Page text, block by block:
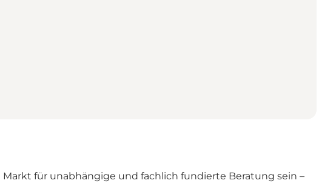
für unabhängige und fachlich fundierte Beratung sein –